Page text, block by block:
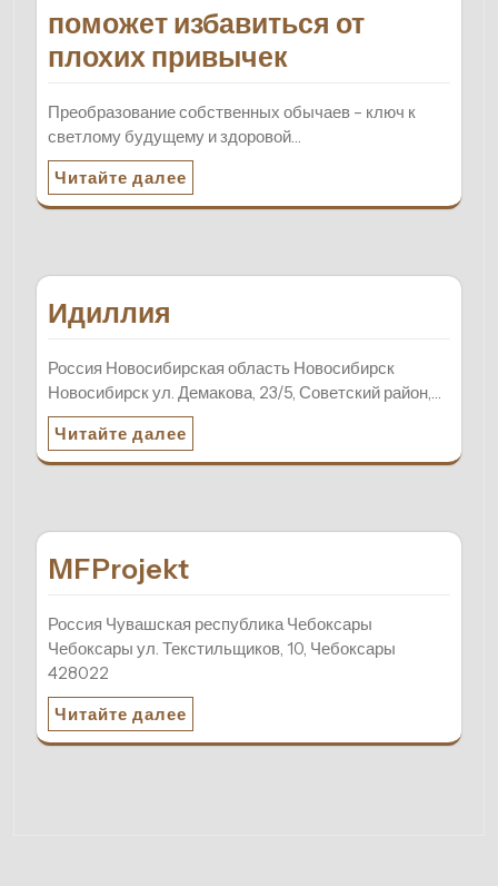
поможет избавиться от
плохих привычек
Преобразование собственных обычаев – ключ к
светлому будущему и здоровой…
Читайте далее
Идиллия
Россия Новосибирская область Новосибирск
Новосибирск ул. Демакова, 23/5, Советский район,…
Читайте далее
MFProjekt
Россия Чувашская республика Чебоксары
Чебоксары ул. Текстильщиков, 10, Чебоксары
428022
Читайте далее